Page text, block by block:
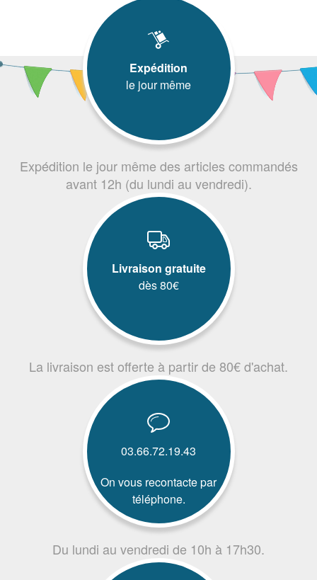
Expédition
le jour même
Expédition le jour même des articles commandés
avant 12h (du lundi au vendredi).
Livraison gratuite
dès 80€
La livraison est offerte à partir de 80€ d'achat.
03.66.72.19.43
On vous recontacte par
téléphone.
Du lundi au vendredi de 10h à 17h30.